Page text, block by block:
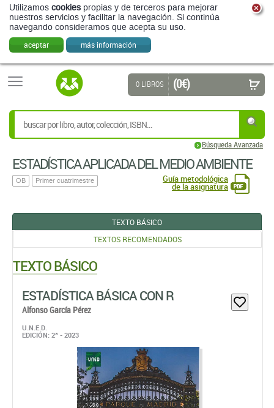
Utilizamos cookies propias y de terceros para mejorar
nuestros servicios y facilitar la navegación. Si continúa
navegando consideramos que acepta su uso.
aceptar más información
Búsqueda Avanzada
0 LIBROS (0 €)
ESTADÍSTICA APLICADA DEL MEDIO AMBIENTE
OB Primer cuatrimestre Guía metodológica
de la asignatura
TEXTO BÁSICO
TEXTOS RECOMENDADOS
TEXTO BÁSICO
ESTADÍSTICA BÁSICA CON R
Alfonso García Pérez
U.N.E.D.
EDICIÓN: 2ª - 2023